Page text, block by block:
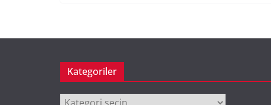
Kategoriler
Kategoriler